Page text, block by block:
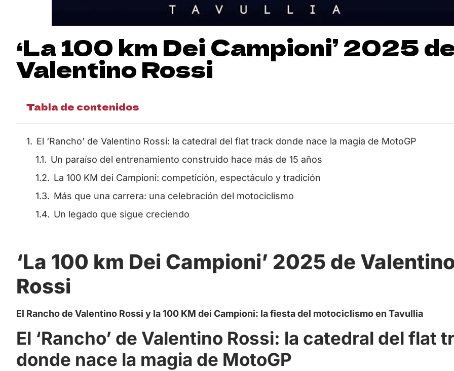
‘La 100 km Dei Campioni’ 2025
Valentino Rossi
Tabla de contenidos
El ‘Rancho’ de Valentino Rossi: la catedral del flat track donde nace la magia de MotoGP
Un paraíso del entrenamiento construido hace más de 15 años
La 100 KM dei Campioni: competición, espectáculo y tradición
Más que una carrera: una celebración del motociclismo
Un legado que sigue creciendo
‘La 100 km Dei Campioni’ 2025 de
Rossi
El Rancho de Valentino Rossi y la 100 KM dei Campioni: la fiesta del motociclismo en Tavullia
El ‘Rancho’ de Valentino Rossi: la catedral del flat
donde nace la magia de MotoGP